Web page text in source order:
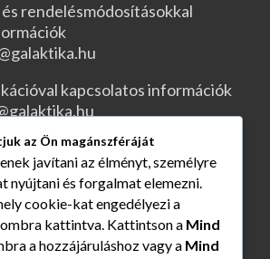
rendelésmódosításokkal
kapcsolatos információk
az Ön magánszféráját
javítani az élményt, személyre
nyújtani és forgalmat elemezni.
cookie-kat engedélyezi a
kattintva. Kattintson a Mind
a hozzájáruláshoz vagy a Mind